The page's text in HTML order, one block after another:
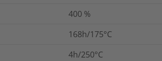
400 %
168h/175°C
4h/250°C